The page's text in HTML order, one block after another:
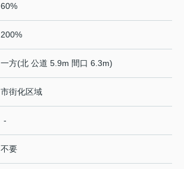
60%
200%
一方(北 公道 5.9m 間口 6.3m)
市街化区域
-
不要